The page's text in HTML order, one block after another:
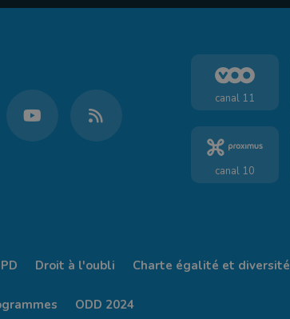
canal 11
canal 10
Droit à l'oubli Charte égalité et diversité
ODD 2024